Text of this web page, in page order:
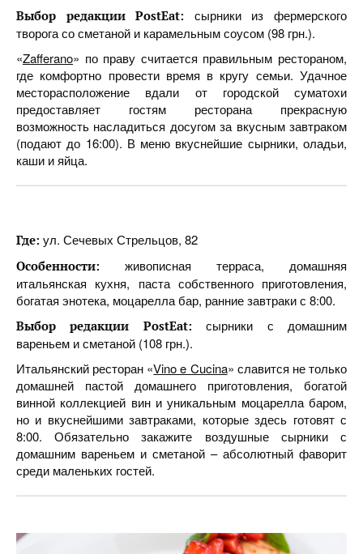
Выбор редакции PostEat: сырники из фермерского
творога со сметаной и карамельным соусом (98 грн.).
«Zafferano» по праву считается правильным рестораном,
где комфортно провести время в кругу семьи. Удачное
месторасположение вдали от городской суматохи
предоставляет гостям ресторана прекрасную
возможность насладиться досугом за вкусным завтраком
(подают до 16:00). В меню вкуснейшие сырники, оладьи,
каши и яйца.
Где: ул. Сечевых Стрельцов, 82
Особенности: живописная терраса, домашняя
итальянская кухня, паста собственного приготовления,
богатая энотека, моцарелла бар, ранние завтраки с 8:00.
Выбор редакции PostEat:сырники с домашним
вареньем и сметаной (108 грн.).
Итальянский ресторан «Vino e Cucina» славится не только
домашней пастой домашнего приготовления, богатой
винной коллекцией вин и уникальным моцарелла баром,
но и вкуснейшими завтраками, которые здесь готовят с
8:00. Обязательно закажите воздушные сырники с
домашним вареньем и сметаной – абсолютный фаворит
среди маленьких гостей.